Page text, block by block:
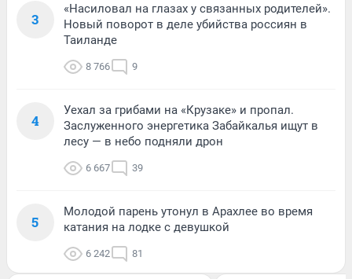
3
«Насиловал на глазах у связанных родителей».
Новый поворот в деле убийства россиян в
Таиланде
8 766 9
4
Уехал за грибами на «Крузаке» и пропал.
Заслуженного энергетика Забайкалья ищут в
лесу — в небо подняли дрон
6 667 39
5
Молодой парень утонул в Арахлее во время
катания на лодке с девушкой
6 242 81